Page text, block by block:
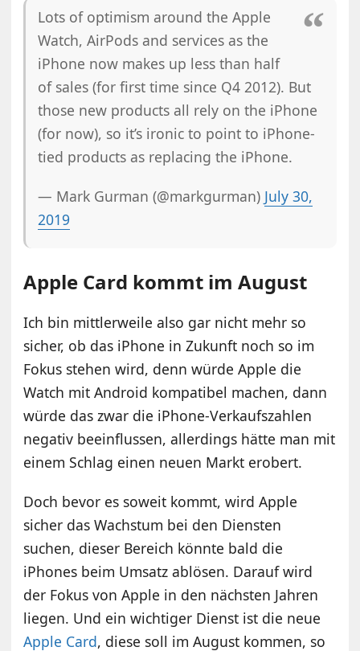
Lots of optimism around the Apple
Watch, AirPods and services as the
iPhone now makes up less than half
of sales (for first time since Q4 2012). But
those new products all rely on the iPhone
(for now), so it’s ironic to point to iPhone-
tied products as replacing the iPhone.
— Mark Gurman (@markgurman) July 30,
2019
Apple Card kommt im August
Ich bin mittlerweile also gar nicht mehr so
sicher, ob das iPhone in Zukunft noch so im
Fokus stehen wird, denn würde Apple die
Watch mit Android kompatibel machen, dann
würde das zwar die iPhone-Verkaufszahlen
negativ beeinflussen, allerdings hätte man mit
einem Schlag einen neuen Markt erobert.
Doch bevor es soweit kommt, wird Apple
sicher das Wachstum bei den Diensten
suchen, dieser Bereich könnte bald die
iPhones beim Umsatz ablösen. Darauf wird
der Fokus von Apple in den nächsten Jahren
liegen. Und ein wichtiger Dienst ist die neue
Apple Card, diese soll im August kommen, so